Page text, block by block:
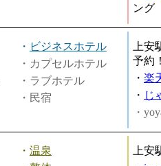
ング
・ ビジネスホテル
・カプセルホテル
・ラブホテル
・民宿
上
予約
・ 楽
・ じ
・
・ 温泉
上